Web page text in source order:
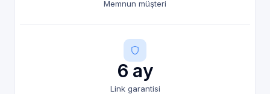
Memnun müşteri
6 ay
Link garantisi